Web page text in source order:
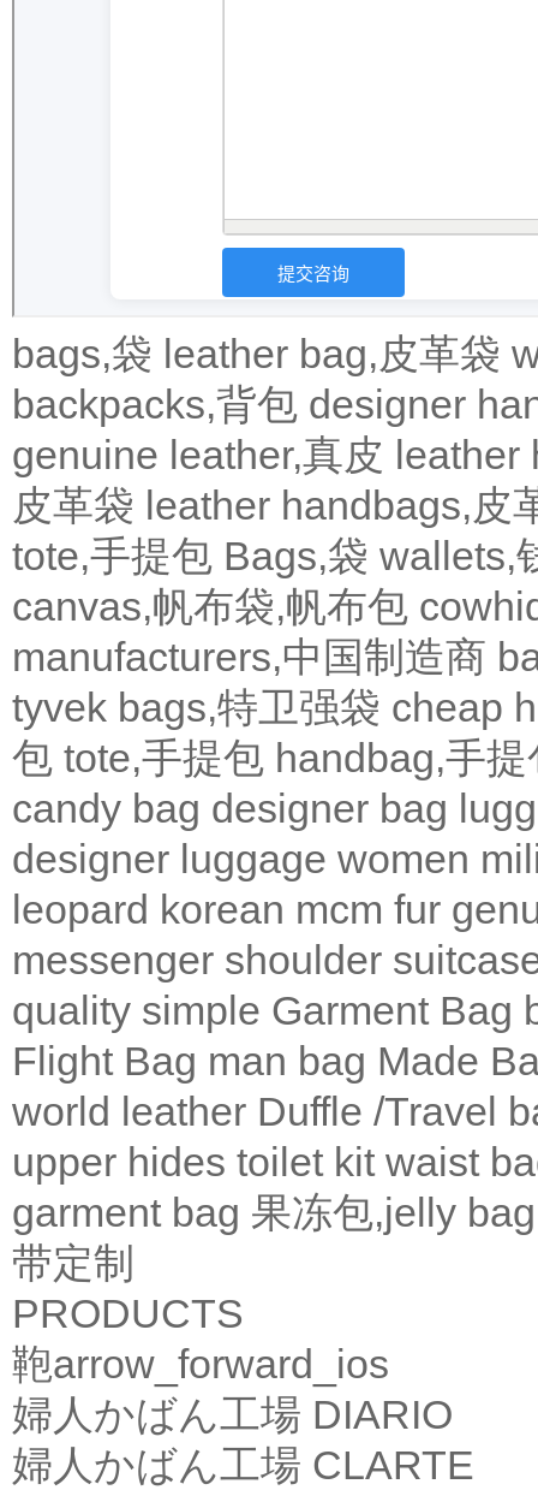
bags,袋 leather bag,皮革袋
backpacks,背包 designer
genuine leather,真皮 leather
皮革袋 leather handbags,皮
tote,手提包 Bags,袋 wallets,
canvas,帆布袋,帆布包
manufacturers,中国制造商
tyvek bags,特卫强袋 cheap
包 tote,手提包 handbag,手提
candy bag designer bag
designer luggage women
leopard korean mcm fur
messenger shoulder
quality simple Garment Bag
Flight Bag man bag Made
world leather Duffle /Travel
upper hides toilet kit waist
garment bag 果冻包,jelly bag
带定制
PRODUCTS
鞄arrow_forward_ios
婦人かばん工場 DIARIO
婦人かばん工場 CLARTE